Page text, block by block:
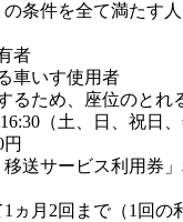
条件を全て満たす
者
車いす使用者
るため、座位のとれ
（土、日、祝日
移送サービス利用券
ヵ月2回まで（1回の